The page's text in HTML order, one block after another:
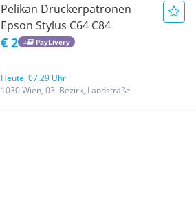
Pelikan Druckerpatronen
Epson Stylus C64 C84
€ 2 PayLivery
Heute, 07:29 Uhr
1030 Wien, 03. Bezirk, Landstraße